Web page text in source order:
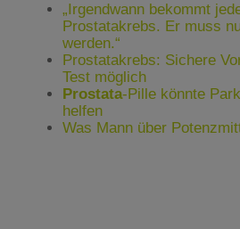
„Irgendwann bekommt
Prostatakrebs. Er muss
werden.“
Prostatakrebs: Sichere
Test möglich
Prostata-Pille könnte
helfen
Was Mann über